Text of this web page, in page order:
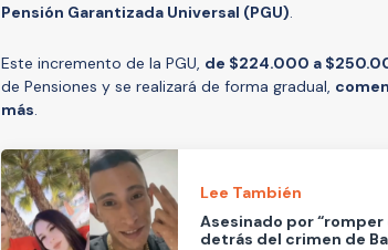
Pensión Garantizada Universal (PGU).
Este incremento de la PGU, de $224.000 a
de Pensiones y se realizará de forma gradual,
más.
Lee También
Asesinado por
detrás del crimen de